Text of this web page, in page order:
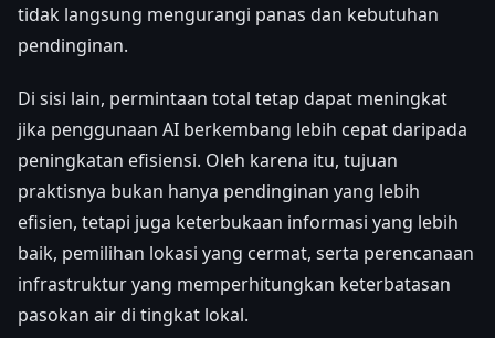
tidak langsung mengurangi panas dan kebutuhan
pendinginan.
Di sisi lain, permintaan total tetap dapat meningkat
jika penggunaan AI berkembang lebih cepat daripada
peningkatan efisiensi. Oleh karena itu, tujuan
praktisnya bukan hanya pendinginan yang lebih
efisien, tetapi juga keterbukaan informasi yang lebih
baik, pemilihan lokasi yang cermat, serta perencanaan
infrastruktur yang memperhitungkan keterbatasan
pasokan air di tingkat lokal.